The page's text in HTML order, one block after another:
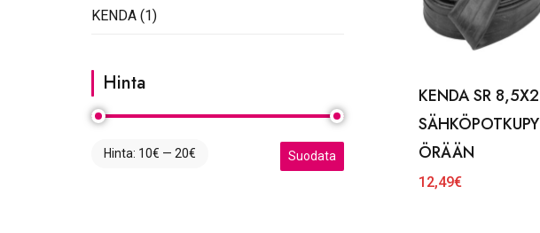
KENDA SR 8,5X2
SÄHKÖPOTKUPY
ÖRÄÄN
12,49€
KENDA (1)
Hinta
Minimihinta
Maksimihinta
Suodata
Hinta: 10€ — 20€